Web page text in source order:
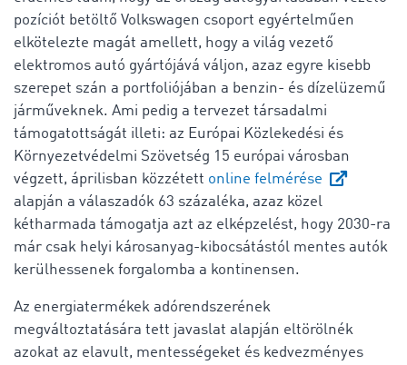
pozíciót betöltő Volkswagen csoport egyértelműen
elkötelezte magát amellett, hogy a világ vezető
elektromos autó gyártójává váljon, azaz egyre kisebb
szerepet szán a portfoliójában a benzin- és dízelüzemű
járműveknek. Ami pedig a tervezet társadalmi
támogatottságát illeti: az Európai Közlekedési és
Környezetvédelmi Szövetség 15 európai városban
végzett, áprilisban közzétett online felmérése
alapján a válaszadók 63 százaléka, azaz közel
kétharmada támogatja azt az elképzelést, hogy 2030-ra
már csak helyi károsanyag-kibocsátástól mentes autók
kerülhessenek forgalomba a kontinensen.
Az energiatermékek adórendszerének
megváltoztatására tett javaslat alapján eltörölnék
azokat az elavult, mentességeket és kedvezményes